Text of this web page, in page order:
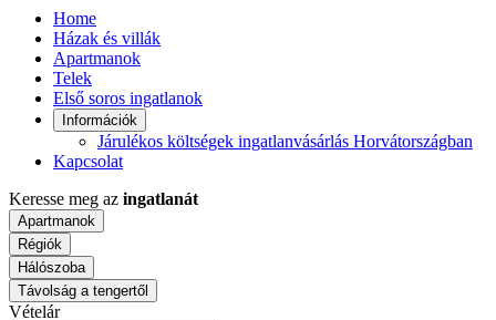
Home
Házak és villák
Apartmanok
Telek
Első soros ingatlanok
Információk
Járulékos költségek ingatlanvásárlás Horvátországban
Kapcsolat
Keresse meg az ingatlanát
Apartmanok
Régiók
Hálószoba
Távolság a tengertől
Vételár